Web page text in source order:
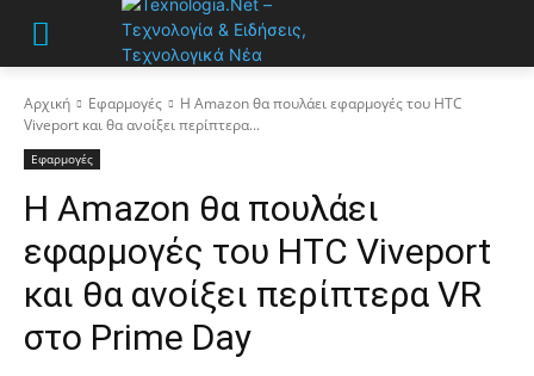
Αρχική Εφαρμογές
Η Amazon θα πουλάει εφαρμογές του HTC
Viveport και θα ανοίξει περίπτερα...
Εφαρμογές
Η Amazon θα πουλάει
εφαρμογές του HTC Viveport
και θα ανοίξει περίπτερα VR
στο Prime Day